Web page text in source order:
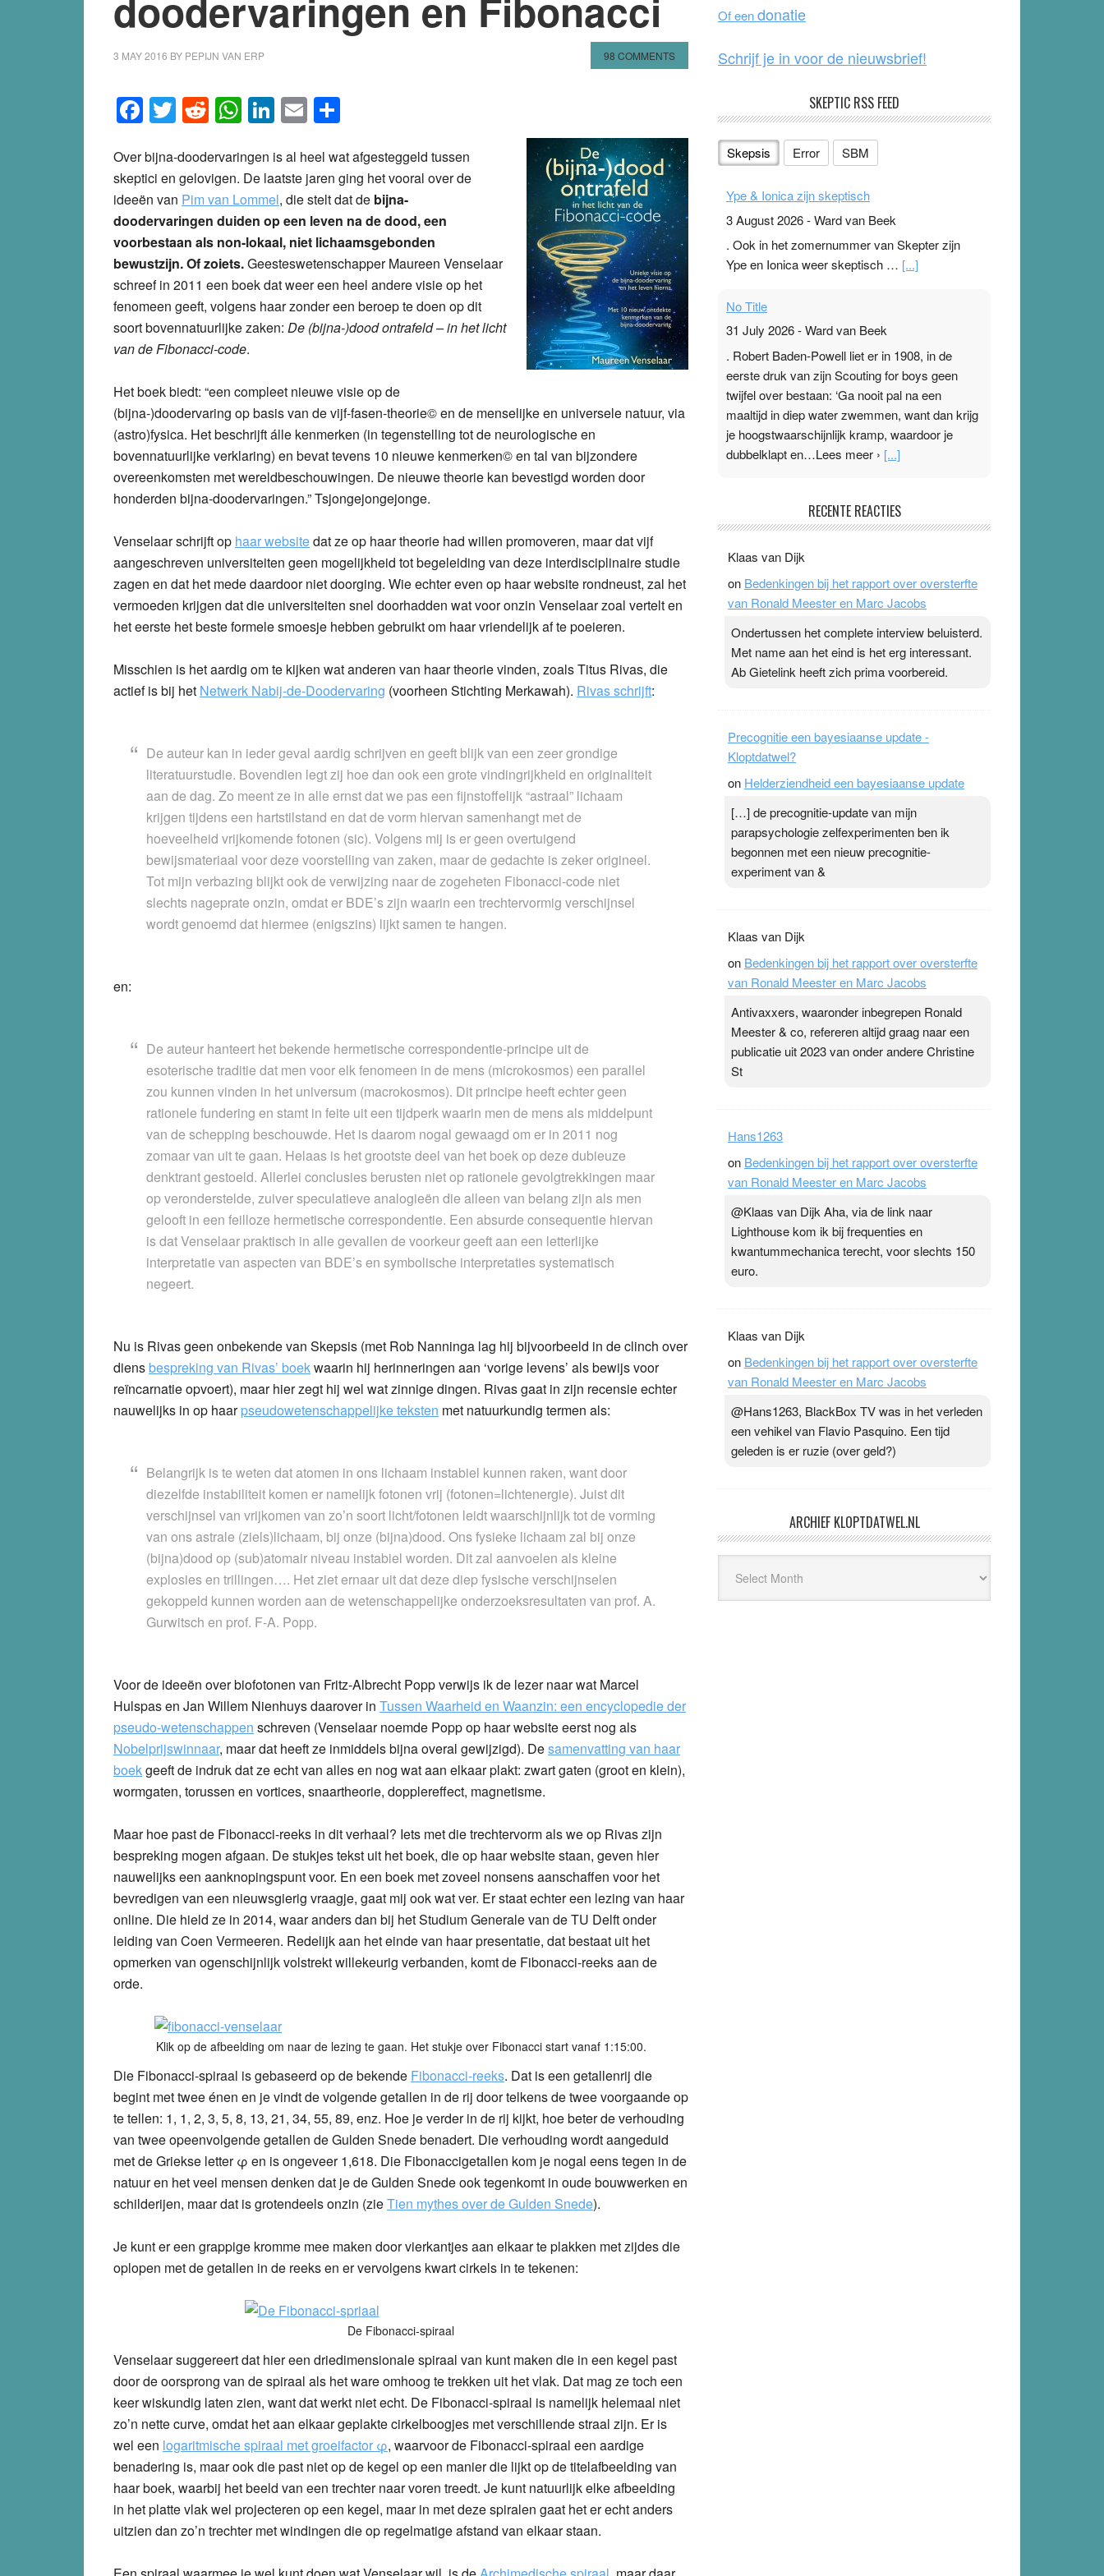
3 MAY 2016 BY PEPIJN VAN ERP 98 COMMENTS
Facebook
Twitter
Reddit
WhatsApp
LinkedIn
Email
Over bijna-doodervaringen is al heel wat afgesteggeld tussen
skeptici en gelovigen. De laatste jaren ging het vooral over de
ideeën van Pim van Lommel, die stelt dat de bijna-
doodervaringen duiden op een leven na de dood, een
voorbestaan als non-lokaal, niet lichaamsgebonden
bewustzijn. Of zoiets.Geesteswetenschapper Maureen Venselaar
schreef in 2011 een boek dat weer een heel andere visie op het
fenomeen geeft, volgens haar zonder een beroep te doen op dit
soort bovennatuurlijke zaken: De (bijna-)dood ontrafeld – in het licht
van de Fibonacci-code.
Het boek biedt: “een compleet nieuwe visie op de
(bijna-)doodervaring op basis van de vijf-fasen-theorie© en de menselijke en universele natuur, via
(astro)fysica. Het beschrijft álle kenmerken (in tegenstelling tot de neurologische en
bovennatuurlijke verklaring) en bevat tevens 10 nieuwe kenmerken© en tal van bijzondere
overeenkomsten met wereldbeschouwingen. De nieuwe theorie kan bevestigd worden door
honderden bijna-doodervaringen.” Tsjongejongejonge.
Venselaar schrijft op haar websitedat ze op haar theorie had willen promoveren, maar dat vijf
aangeschreven universiteiten geen mogelijkheid tot begeleiding van deze interdisciplinaire studie
zagen en dat het mede daardoor niet doorging. Wie echter even op haar website rondneust, zal het
vermoeden krijgen dat die universiteiten snel doorhadden wat voor onzin Venselaar zoal vertelt en
het eerste het beste formele smoesje hebben gebruikt om haar vriendelijk af te poeieren.
Misschien is het aardig om te kijken wat anderen van haar theorie vinden, zoals Titus Rivas, die
actief is bij het Netwerk Nabij-de-Doodervaring (voorheen Stichting Merkawah). Rivas schrijft:
De auteur kan in ieder geval aardig schrijven en geeft blijk van een zeer grondige
literatuurstudie. Bovendien legt zij hoe dan ook een grote vindingrijkheid en originaliteit
aan de dag. Zo meent ze in alle ernst dat we pas een fijnstoffelijk “astraal” lichaam
krijgen tijdens een hartstilstand en dat de vorm hiervan samenhangt met de
hoeveelheid vrijkomende fotonen (sic). Volgens mij is er geen overtuigend
bewijsmateriaal voor deze voorstelling van zaken, maar de gedachte is zeker origineel.
Tot mijn verbazing blijkt ook de verwijzing naar de zogeheten Fibonacci-code niet
slechts nageprate onzin, omdat er BDE’s zijn waarin een trechtervormig verschijnsel
wordt genoemd dat hiermee (enigszins) lijkt samen te hangen.
en:
De auteur hanteert het bekende hermetische correspondentie-principe uit de
esoterische traditie dat men voor elk fenomeen in de mens (microkosmos) een parallel
zou kunnen vinden in het universum (macrokosmos). Dit principe heeft echter geen
rationele fundering en stamt in feite uit een tijdperk waarin men de mens als middelpunt
van de schepping beschouwde. Het is daarom nogal gewaagd om er in 2011 nog
zomaar van uit te gaan. Helaas is het grootste deel van het boek op deze dubieuze
denktrant gestoeld. Allerlei conclusies berusten niet op rationele gevolgtrekkingen maar
op veronderstelde, zuiver speculatieve analogieën die alleen van belang zijn als men
gelooft in een feilloze hermetische correspondentie. Een absurde consequentie hiervan
is dat Venselaar praktisch in alle gevallen de voorkeur geeft aan een letterlijke
interpretatie van aspecten van BDE’s en symbolische interpretaties systematisch
negeert.
Nu is Rivas geen onbekende van Skepsis (met Rob Nanninga lag hij bijvoorbeeld in de clinch over
diens bespreking van Rivas’ boekwaarin hij herinneringen aan ‘vorige levens’ als bewijs voor
reïncarnatie opvoert), maar hier zegt hij wel wat zinnige dingen. Rivas gaat in zijn recensie echter
nauwelijks in op haarpseudowetenschappelijke teksten met natuurkundig termen als:
Belangrijk is te weten dat atomen in ons lichaam instabiel kunnen raken, want door
diezelfde instabiliteit komen er namelijk fotonen vrij (fotonen=lichtenergie). Juist dit
verschijnsel van vrijkomen van zo’n soort licht/fotonen leidt waarschijnlijk tot de vorming
van ons astrale (ziels)lichaam, bij onze (bijna)dood. Ons fysieke lichaam zal bij onze
(bijna)dood op (sub)atomair niveau instabiel worden. Dit zal aanvoelen als kleine
explosies en trillingen…. Het ziet ernaar uit dat deze diep fysische verschijnselen
gekoppeld kunnen worden aan de wetenschappelijke onderzoeksresultaten van prof. A.
Gurwitsch en prof. F-A. Popp.
Voor de ideeën over biofotonen van Fritz-Albrecht Popp verwijs ik de lezer naar wat Marcel
Hulspas en Jan Willem Nienhuys daarover in Tussen Waarheid en Waanzin: een encyclopedie der
pseudo-wetenschappen schreven (Venselaar noemde Popp op haar website eerst nog als
Nobelprijswinnaar, maar dat heeft ze inmiddels bijna overal gewijzigd). Desamenvatting van haar
boekgeeft de indruk dat ze echt van alles en nog wat aan elkaar plakt: zwart gaten (groot en klein),
wormgaten, torussen en vortices, snaartheorie, dopplereffect, magnetisme.
Maar hoe past de Fibonacci-reeks in dit verhaal? Iets met die trechtervorm als we op Rivas zijn
bespreking mogen afgaan. De stukjes tekst uit het boek, die op haar website staan, geven hier
nauwelijks een aanknopingspunt voor. En een boek met zoveel nonsens aanschaffen voor het
bevredigen van een nieuwsgierig vraagje, gaat mij ook wat ver. Er staat echter een lezing van haar
online. Die hield ze in 2014, waar anders dan bij het Studium Generale van de TU Delft onder
leiding van Coen Vermeeren. Redelijk aan het einde van haar presentatie, dat bestaat uit het
opmerken van ogenschijnlijk volstrekt willekeurig verbanden, komt de Fibonacci-reeks aan de
orde.
Klik op de afbeelding om naar de lezing te gaan. Het stukje over Fibonacci start vanaf 1:15:00.
Die Fibonacci-spiraal is gebaseerd op de bekende Fibonacci-reeks. Dat is een getallenrij die
begint met twee énen en je vindt de volgende getallen in de rij door telkens de twee voorgaande op
te tellen: 1, 1, 2, 3, 5, 8, 13, 21, 34, 55, 89, enz. Hoe je verder in de rij kijkt, hoe beter de verhouding
van twee opeenvolgende getallen de Gulden Snede benadert. Die verhouding wordt aangeduid
met de Griekse letter φ en is ongeveer 1,618. Die Fibonaccigetallen kom je nogal eens tegen in de
natuur en het veel mensen denken dat je de Gulden Snede ook tegenkomt in oude bouwwerken en
schilderijen, maar dat is grotendeels onzin (zieTien mythes over de Gulden Snede).
Je kunt er een grappige kromme mee maken door vierkantjes aan elkaar te plakken met zijdes die
oplopen met de getallen in de reeks en er vervolgens kwart cirkels in te tekenen:
De Fibonacci-spiraal
Venselaar suggereert dat hier een driedimensionale spiraal van kunt maken die in een kegel past
door de oorsprong van de spiraal als het ware omhoog te trekken uit het vlak. Dat mag ze toch een
keer wiskundig laten zien, want dat werkt niet echt. De Fibonacci-spiraal is namelijk helemaal niet
zo’n nette curve, omdat het aan elkaar geplakte cirkelboogjes met verschillende straal zijn. Er is
wel een logaritmische spiraal met groeifactor φ, waarvoor de Fibonacci-spiraal een aardige
benadering is, maar ook die past niet op de kegel op een manier die lijkt op de titelafbeelding van
haar boek, waarbij het beeld van een trechter naar voren treedt. Je kunt natuurlijk elke afbeelding
in het platte vlak wel projecteren op een kegel, maar in met deze spiralen gaat het er echt anders
uitzien dan zo’n trechter met windingen die op regelmatige afstand van elkaar staan.
k
Of eendonatie
Schrijf je in voor de nieuwsbrief!
SKEPTIC RSS FEED
Skepsis Error SBM
Ype & Ionica zijn skeptisch
3 August 2026-Ward van Beek
. Ook in het zomernummer van Skepter zijn
Ype en Ionica weer skeptisch … [...]
No Title
31 July 2026-Ward van Beek
. Robert Baden-Powell liet er in 1908, in de
eerste druk van zijn Scouting for boys geen
twijfel over bestaan: ‘Ga nooit pal na een
maaltijd in diep water zwemmen, want dan krijg
je hoogstwaarschijnlijk kramp, waardoor je
dubbelklapt en…Lees meer › [...]
Ward van Beek
topsporters. Ze hopen ermee hun hartslag te
verlagen terwijl ze meer zuurstof opnemen.
Daarop heeft zo’n pleister geen effect. Maar het
zijn. Door…Lees meer Pleisterplakkers in de
topspsort › [...]
RECENTE REACTIES
Klaas van Dijk
on Bedenkingen bij het rapport over oversterfte
van Ronald Meester en Marc Jacobs
Ondertussen het complete interview beluisterd.
Met name aan het eind is het erg interessant.
Ab Gietelink heeft zich prima voorbereid.
Precognitie een bayesiaanse update -
Kloptdatwel?
on Helderziendheid een bayesiaanse update
[…] de precognitie-update van mijn
parapsychologie zelfexperimenten ben ik
begonnen met een nieuw precognitie-
experiment van &
Klaas van Dijk
on Bedenkingen bij het rapport over oversterfte
van Ronald Meester en Marc Jacobs
Antivaxxers, waaronder inbegrepen Ronald
Meester & co, refereren altijd graag naar een
publicatie uit 2023 van onder andere Christine
St
Hans1263
on Bedenkingen bij het rapport over oversterfte
van Ronald Meester en Marc Jacobs
@Klaas van Dijk Aha, via de link naar
Lighthouse kom ik bij frequenties en
kwantummechanica terecht, voor slechts 150
euro.
Klaas van Dijk
on Bedenkingen bij het rapport over oversterfte
van Ronald Meester en Marc Jacobs
@Hans1263, BlackBox TV was in het verleden
een vehikel van Flavio Pasquino. Een tijd
geleden is er ruzie (over geld?)
ARCHIEF KLOPTDATWEL.NL
Kloptdatwel.nl